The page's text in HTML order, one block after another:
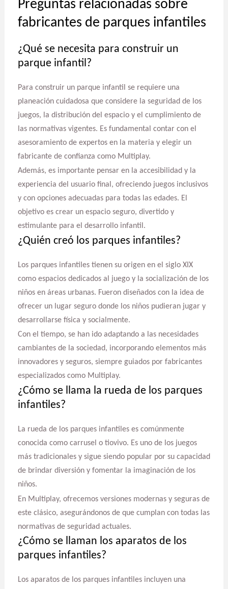
Preguntas relacionadas sobre
fabricantes de parques infantiles
¿Qué se necesita para construir un
parque infantil?
Para construir un parque infantil se requiere una
planeación cuidadosa que considere la seguridad de los
juegos, la distribución del espacio y el cumplimiento de
las normativas vigentes. Es fundamental contar con el
asesoramiento de expertos en la materia y elegir un
fabricante de confianza como Multiplay.
Además, es importante pensar en la accesibilidad y la
experiencia del usuario final, ofreciendo juegos inclusivos
y con opciones adecuadas para todas las edades. El
objetivo es crear un espacio seguro, divertido y
estimulante para el desarrollo infantil.
¿Quién creó los parques infantiles?
Los parques infantiles tienen su origen en el siglo XIX
como espacios dedicados al juego y la socialización de los
niños en áreas urbanas. Fueron diseñados con la idea de
ofrecer un lugar seguro donde los niños pudieran jugar y
desarrollarse física y socialmente.
Con el tiempo, se han ido adaptando a las necesidades
cambiantes de la sociedad, incorporando elementos más
innovadores y seguros, siempre guiados por fabricantes
especializados como Multiplay.
¿Cómo se llama la rueda de los parques
infantiles?
La rueda de los parques infantiles es comúnmente
conocida como carrusel o tiovivo. Es uno de los juegos
más tradicionales y sigue siendo popular por su capacidad
de brindar diversión y fomentar la imaginación de los
niños.
En Multiplay, ofrecemos versiones modernas y seguras de
este clásico, asegurándonos de que cumplan con todas las
normativas de seguridad actuales.
¿Cómo se llaman los aparatos de los
parques infantiles?
Los aparatos de los parques infantiles incluyen una